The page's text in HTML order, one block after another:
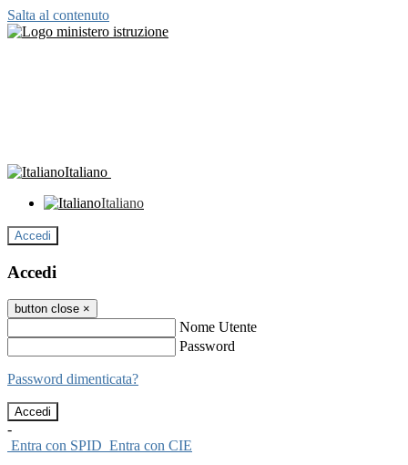
Salta al contenuto
Italiano
Italiano
Accedi
Accedi
button close ×
Nome Utente
Password
Password dimenticata?
-
Entra con SPID Entra con CIE